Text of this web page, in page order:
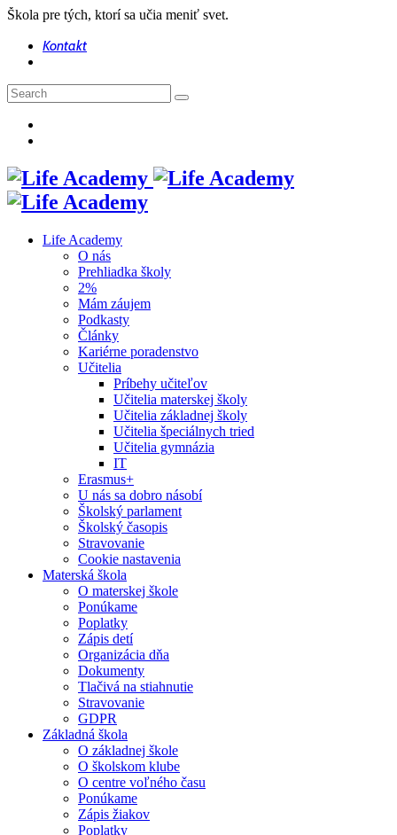
Škola pre tých, ktorí sa učia meniť svet.
Kontakt
Life Academy
O nás
Prehliadka školy
2%
Mám záujem
Podkasty
Články
Kariérne poradenstvo
Učitelia
Príbehy učiteľov
Učitelia materskej školy
Učitelia základnej školy
Učitelia špeciálnych tried
Učitelia gymnázia
IT
Erasmus+
U nás sa dobro násobí
Školský parlament
Školský časopis
Stravovanie
Cookie nastavenia
Materská škola
O materskej škole
Ponúkame
Poplatky
Zápis detí
Organizácia dňa
Dokumenty
Tlačivá na stiahnutie
Stravovanie
GDPR
Základná škola
O základnej škole
O školskom klube
O centre voľného času
Ponúkame
Zápis žiakov
Poplatky